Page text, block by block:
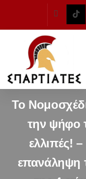
Το
την ψήφο
ελλιπές!
επανάληψη